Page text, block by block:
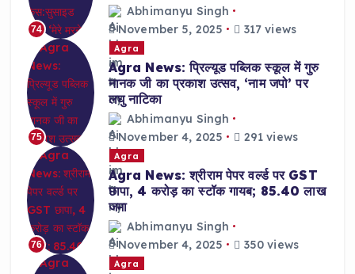
74
Abhimanyu Singh
November 5, 2025
317 views
75
Agra
Agra News: प्रिल्यूड पब्लिक स्कूल में गुरु
नानक जी का प्रकाश उत्सव, ‘नाम जपो’ पर
लघु नाटिका
Abhimanyu Singh
November 4, 2025
291 views
76
Agra
Agra News: श्रीराम पेपर वर्ल्ड पर GST
छापा, 4 करोड़ का स्टॉक गायब; 85.40 लाख
जमा
Abhimanyu Singh
November 4, 2025
350 views
Agra